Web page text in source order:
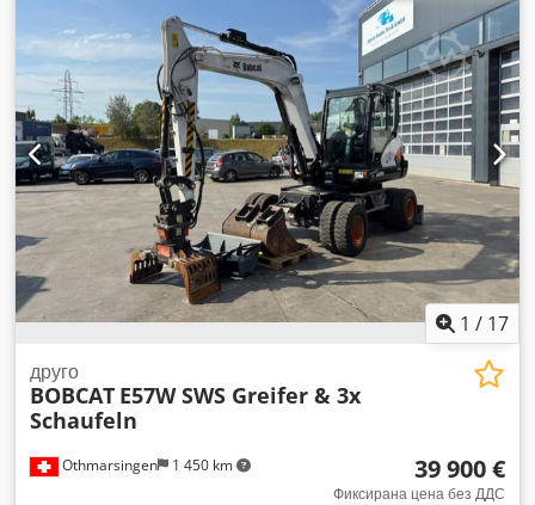
Дълга стрела + тежък противотежест и допълнителни
елементи Хидравлично бързосменяем дълъг лост с болтов
монтаж (AUX5) Втора допълнителна хидравлична линия на
дългия лост, бързосменяем куплунг Отопляема,
амортизирана седалка с калъф и подглавник Пакет за
манипулиране на товари Директно към резервоара с AUX4
Хидравлично обтягане на веригите, Aux 4, да Горивна
помпа, да Радио с Bluetooth Допълнителен превключвател
с бързосменяеми куплунги на стрелата Стрела с LED
светлини отпред и отзад плюс сигнална лампа
Codpondfniefx Aqgjrf Допълнителна хидравлична линия за
завъртаща щипка със стандартен нож, стрела Комплект за
гресиране + държач в машината E50, E55, E55z, E60, E62 /
Protection Plus / 3 г. или 3000 ч. (общо) Комплект кофи за
Bobcat E60E2 V Хидравлична бързосменяема система SW
GE020 - BVC125-E55z Тесен изкопен коф BG06-0300 SW020
OZ Тесен изкопен коф BG06-0600 SW020 OZ Тесен изкопен
BG06-1400 SW020
1 / 17
Othmarsingen 1 450 km
друго
BOBCAT E57W SWS Greifer & 3x
Schaufeln
39 900 €
Фиксирана цена без ДДС